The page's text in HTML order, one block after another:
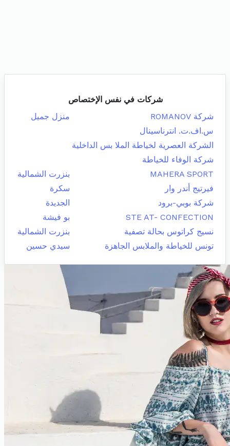
شركات في نفس الإختصاص
شركة ROMANOV
منزل جميل
س.اف.ت. انترناسينال
الشركة العصرية لخياطة الملا بس الداخلية
شركة الوفاء للخياطة
MAHERA SPORT
بنزرت الشمالية
فيرتيج أندر وار
سكرة
شركة بوبي-برود
الجديدة
STE AT- CONFECTION
بو فيشة
نسيج كراتوس بحالة تصفية
بنزرت الشمالية
تونس للخياطة والملابس الجاهزة
سيدي حسين